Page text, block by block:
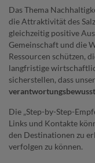
Das Thema
die Attraktivität des
gleichzeitig positive
Gemeinschaft und die
Ressourcen schützen,
langfristige
sicherstellen, dass
Die „Step-by-Step-
Links und Kontakte
den Destinationen zu
verfolgen zu können.